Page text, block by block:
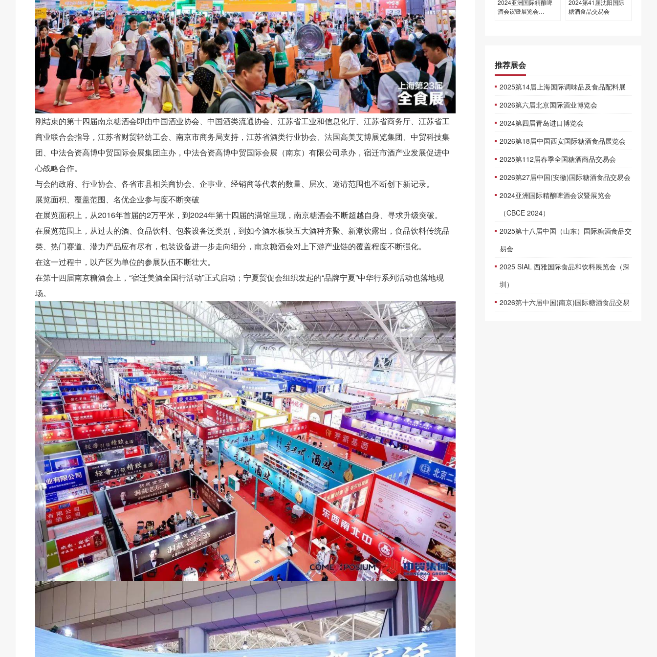
刚结束的第十四届南京糖酒会即由中国酒业协会、中国酒类流通协会、江苏省工业和信息化厅、江苏省商务厅、江苏省工
商业联合会指导，江苏省财贸轻纺工会、南京市商务局支持，江苏省酒类行业协会、法国高美艾博展览集团、中贸科技集
团、中法合资高博中贸国际会展集团主办，中法合资高博中贸国际会展（南京）有限公司承办，宿迁市酒产业发展促进中
心战略合作。
与会的政府、行业协会、各省市县相关商协会、企事业、经销商等代表的数量、层次、邀请范围也不断创下新记录。
展览面积、覆盖范围、名优企业参与度不断突破
在展览面积上，从2016年首届的2万平米，到2024年第十四届的满馆呈现，南京糖酒会不断超越自身、寻求升级突破。
在展览范围上，从过去的酒、食品饮料、包装设备泛类别，到如今酒水板块五大酒种齐聚、新潮饮露出，食品饮料传统品
类、热门赛道、潜力产品应有尽有，包装设备进一步走向细分，南京糖酒会对上下游产业链的覆盖程度不断强化。
在这一过程中，以产区为单位的参展队伍不断壮大。
在第十四届南京糖酒会上，“宿迁美酒全国行活动”正式启动；宁夏贸促会组织发起的“品牌宁夏”中华行系列活动也落地现
场。
2024亚洲国际精酿啤
酒会议暨展览会
2024第41届沈阳国际
糖酒食品交易会
推荐展会
2025第14届上海国际调味品及食品配料展
2026第六届北京国际酒业博览会
2024第四届青岛进口博览会
2026第18届中国西安国际糖酒食品展览会
2025第112届春季全国糖酒商品交易会
2026第27届中国(安徽)国际糖酒食品交易会
2024亚洲国际精酿啤酒会议暨展览会
（CBCE 2024）
2025第十八届中国（山东）国际糖酒食品交
易会
2025 SIAL 西雅国际食品和饮料展览会（深
圳）
2026第十六届中国(南京)国际糖酒食品交易